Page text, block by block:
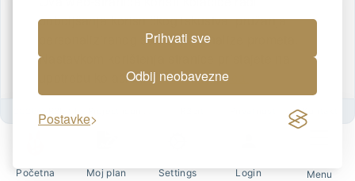
Prihvati sve
Odbij neobavezne
Postavke Kontakt
Početna Moj plan Settings Login Menu